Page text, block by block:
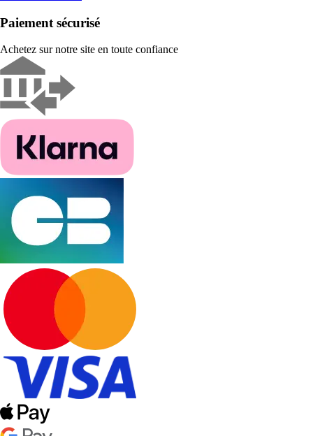
Paiement sécurisé
Achetez sur notre site en toute confiance